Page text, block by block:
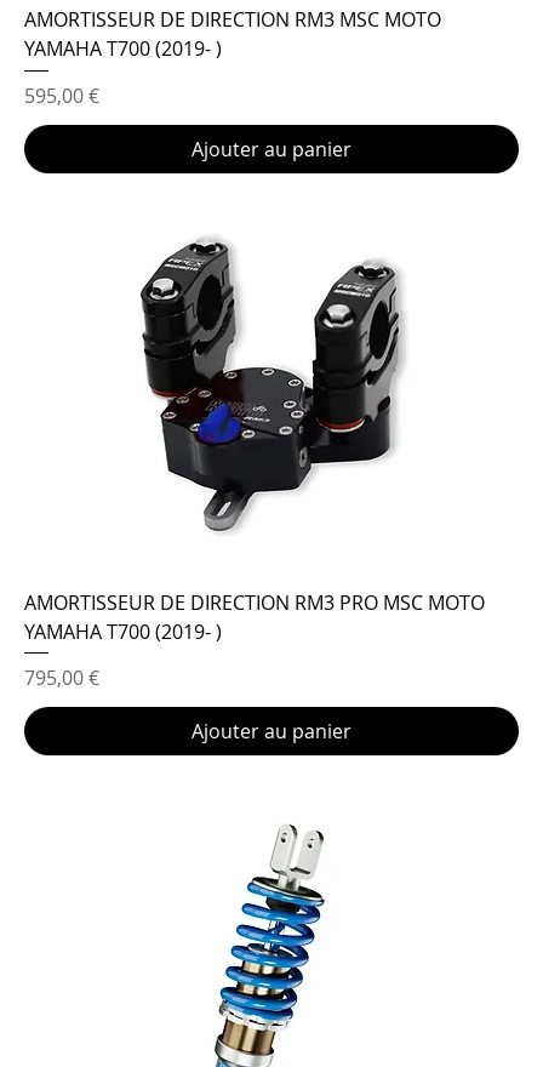
AMORTISSEUR DE DIRECTION RM3 MSC MOTO
YAMAHA T700 (2019- )
Prix
595,00 €
Ajouter au panier
AMORTISSEUR DE DIRECTION RM3 PRO MSC MOTO
YAMAHA T700 (2019- )
Prix
795,00 €
Ajouter au panier